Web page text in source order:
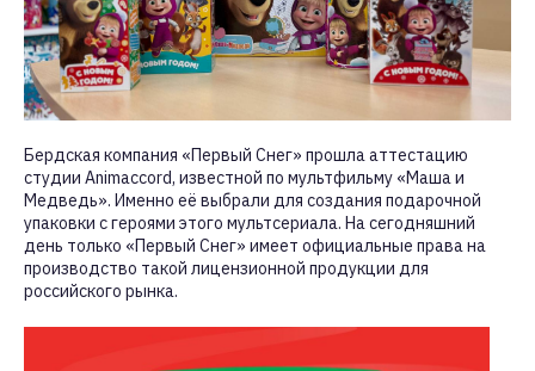
Бердская компания «Первый Снег» прошла аттестацию
студии Animaccord, известной по мультфильму «Маша и
Медведь». Именно её выбрали для создания подарочной
упаковки с героями этого мультсериала. На сегодняшний
день только «Первый Снег» имеет официальные права на
производство такой лицензионной продукции для
российского рынка.